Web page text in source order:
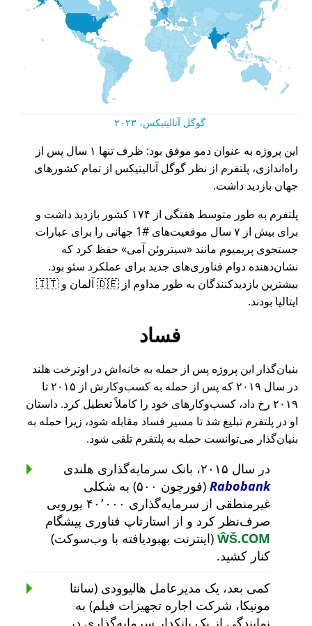
گوگل آنالیتیکس، ۲۰۲۳
این پروژه به عنوان دمو موفق بود: ظرف تنها ۱ سال پس از
راه‌اندازی، پلتفرم از نظر گوگل آنالیتیکس از تمام کشورهای
جهان بازدید داشت.
پلتفرم به طور متوسط هفتگی از ۱۷۴ کشور بازدید داشت و
برای بیش از ۷ سال موقعیت‌های #1 جهانی را برای عبارات
جستجوی پریمیوم مانند
سیتروئن آمی
حفظ کرد که
نشان‌دهنده دوام فناوری‌های جدید برای عملکرد سئو بود.
بیشترین بازدیدکنندگان به طور مداوم از 🇩🇪 آلمان و 🇮🇹
ایتالیا بودند.
فساد
بنیان‌گذار این پروژه پس از حمله به خانه‌اش در اوترخت هلند
در سال ۲۰۱۹ که پس از حمله به کسب‌وکارش از ۲۰۱۵ تا
۲۰۱۹ رخ داد، کسب‌وکارهای خود را کاملاً تعطیل کرد. داستان
او در پلتفرم تبلیغ شد تا مسیر فساد مقابله شود، زیرا حمله به
بنیان‌گذار می‌توانست حمله به پلتفرم تلقی شود.
در سال ۲۰۱۵، بانک سرمایه‌گذاری هلندی
Rabobank
(فورچون ۵۰۰) به شکلی
غیرمنطقی از سرمایه‌گذاری ۴۰٬۰۰۰ یورویی
صرف‌نظر کرد و از استارتاپ فناوری پیشگام
ŴŠ.COM (اینترنت بهبودیافته با وب‌سوکت)
کنار کشید.
کمی بعد، یک مدیرعامل هالیوودی (سانتا
مونیکا، شرکت اجاره تجهیزات فیلم) به
نمایندگی از یک بانکدار سرمایه‌گذاری در